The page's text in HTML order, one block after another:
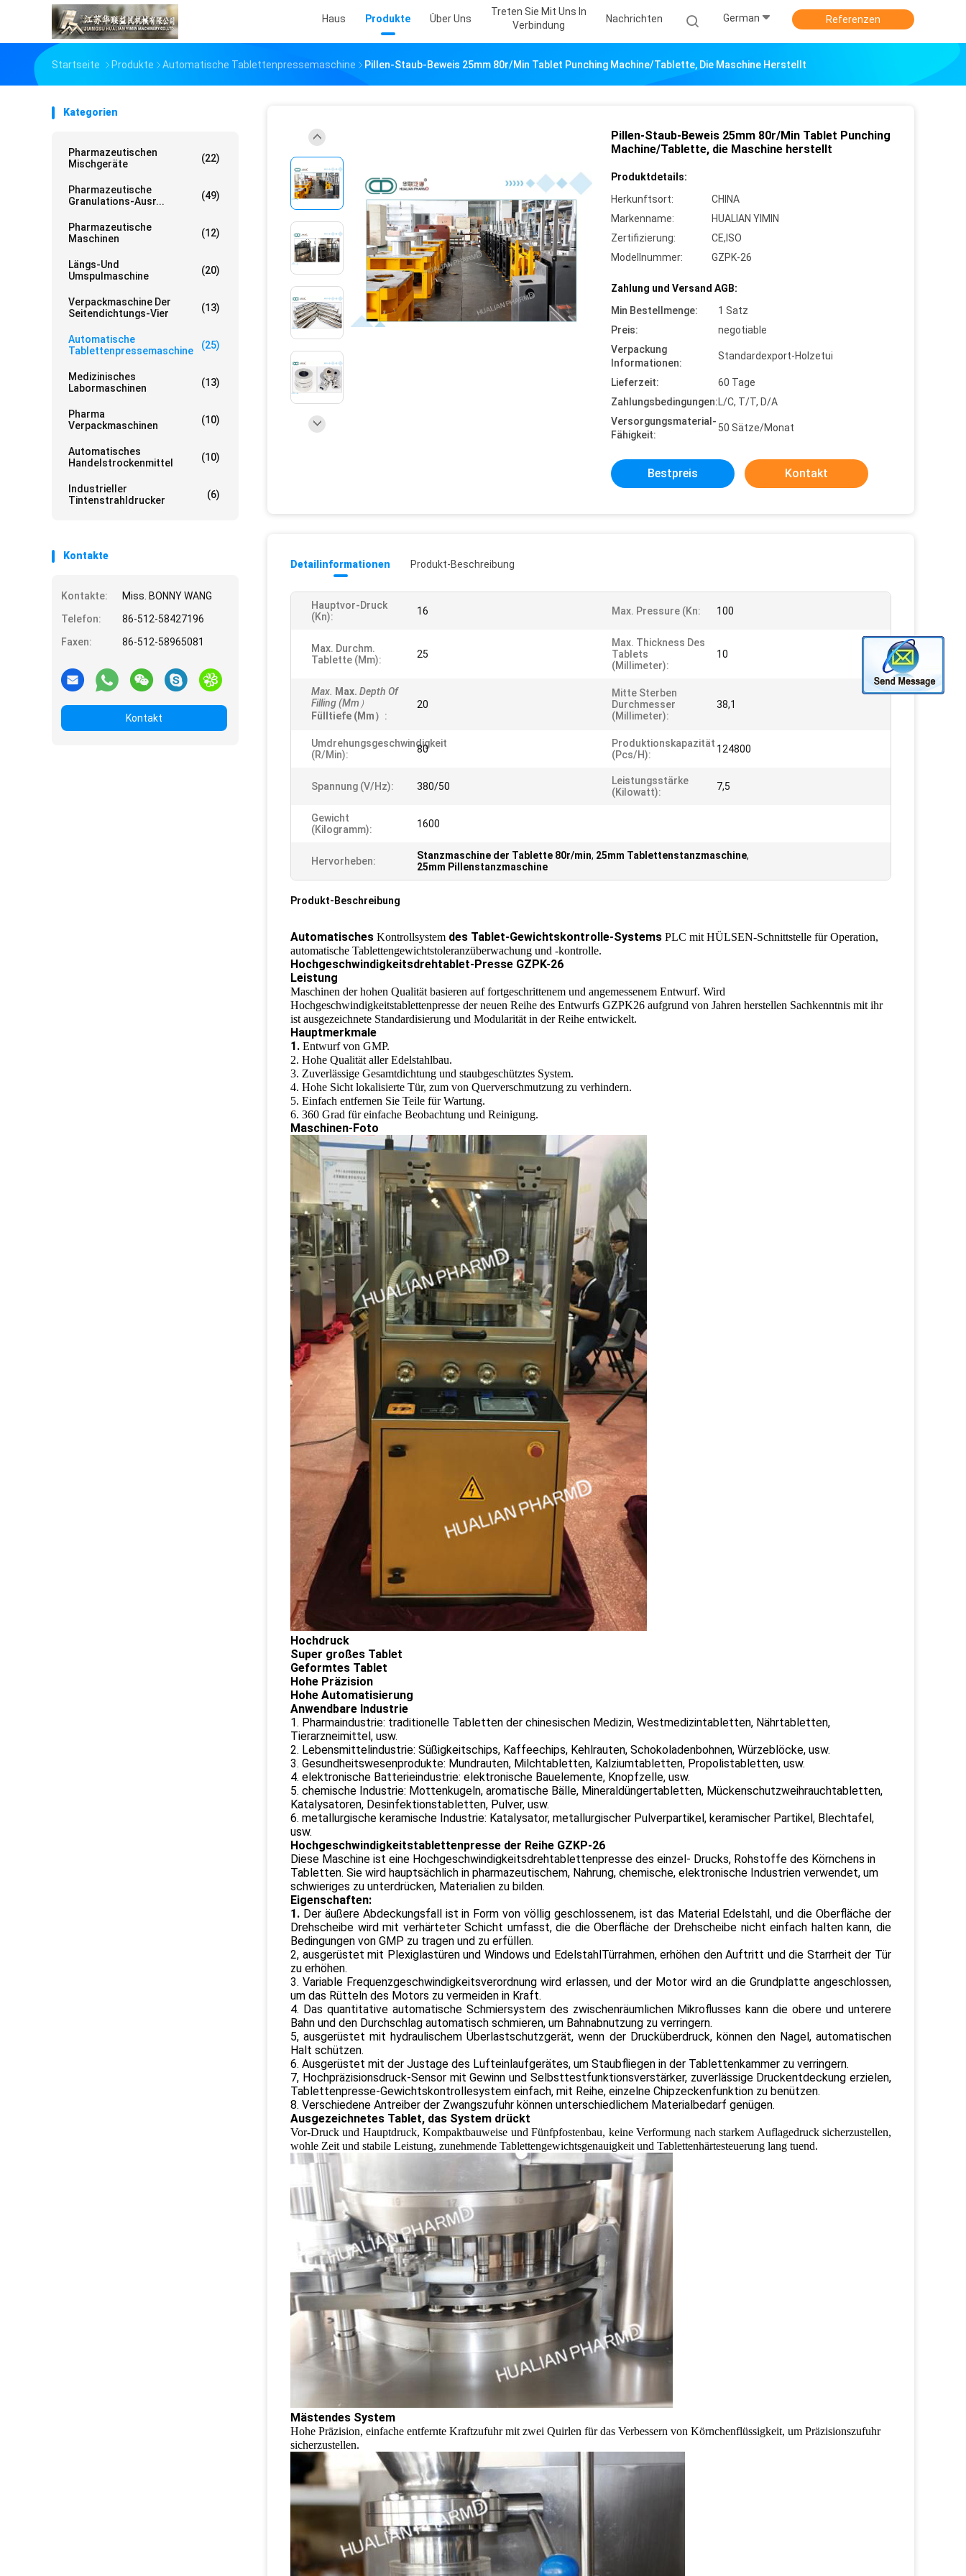
Haus Produkte Über Uns
Treten Sie Mit Uns In
Verbindung
Nachrichten German Referenzen
Startseite Produkte Automatische Tablettenpressemaschine Pillen-Staub-Beweis 25mm 80r/Min Tablet Punching Machine/Tablette, Die Maschine Herstellt
Kategorien
Pharmazeutischen
Mischgeräte
(22)
Pharmazeutische
Granulations-Ausr...
(49)
Pharmazeutische
Maschinen
(12)
Längs-Und
Umspulmaschine
(20)
Verpackmaschine Der
Seitendichtungs-Vier
(13)
Automatische
Tablettenpressemaschine
(25)
Medizinisches
Labormaschinen
(13)
Pharma
Verpackmaschinen
(10)
Automatisches
Handelstrockenmittel
(10)
Industrieller
Tintenstrahldrucker
(6)
Kontakte
Kontakte:
Miss. BONNY WANG
Telefon:
86-512-58427196
Faxen:
86-512-58965081
Kontakt
Pillen-Staub-Beweis 25mm 80r/Min Tablet Punching
Machine/Tablette, die Maschine herstellt
Produktdetails:
Herkunftsort:
CHINA
Markenname:
HUALIAN YIMIN
Zertifizierung:
CE,ISO
Modellnummer:
GZPK-26
Zahlung und Versand AGB:
Min Bestellmenge:
1 Satz
Preis:
negotiable
Verpackung
Informationen:
Standardexport-Holzetui
Lieferzeit:
60 Tage
Zahlungsbedingungen:L/C, T/T, D/A
Versorgungsmaterial-
Fähigkeit:
50 Sätze/Monat
Bestpreis Kontakt
Detailinformationen Produkt-Beschreibung
Hauptvor-Druck
(kn):
16 Max. Pressure (kn: 100
Max. Durchm.
Tablette (mm):
25
Max. Thickness Des
Tablets
(Millimeter):
10
Max. Max. Depth Of
Filling (mm）
Fülltiefe (mm） :
20
Mitte Sterben
Durchmesser
(Millimeter):
38,1
Umdrehungsgeschwindigkeit
(r/min):
80
Produktionskapazität
(pcs/h):
124800
Spannung (v/hz): 380/50
Leistungsstärke
(Kilowatt):
7,5
Gewicht
(Kilogramm):
1600
Hervorheben: Stanzmaschine der Tablette 80r/min, 25mm Tablettenstanzmaschine,
25mm Pillenstanzmaschine
Produkt-Beschreibung
Automatisches Kontrollsystem des Tablet-Gewichtskontrolle-Systems PLC mit HÜLSEN-Schnittstelle für Operation,
automatische Tablettengewichtstoleranzüberwachung und -kontrolle.
Hochgeschwindigkeitsdrehtablet-Presse GZPK-26
Leistung
Maschinen der hohen Qualität basieren auf fortgeschrittenem und angemessenem Entwurf. Wird
Hochgeschwindigkeitstablettenpresse der neuen Reihe des Entwurfs GZPK26 aufgrund von Jahren herstellen Sachkenntnis mit ihr
ist ausgezeichnete Standardisierung und Modularität in der Reihe entwickelt.
Hauptmerkmale
1. Entwurf von GMP.
2. Hohe Qualität aller Edelstahlbau.
3. Zuverlässige Gesamtdichtung und staubgeschütztes System.
4. Hohe Sicht lokalisierte Tür, zum von Querverschmutzung zu verhindern.
5. Einfach entfernen Sie Teile für Wartung.
6. 360 Grad für einfache Beobachtung und Reinigung.
Maschinen-Foto
Hochdruck
Super großes Tablet
Geformtes Tablet
Hohe Präzision
Hohe Automatisierung
Anwendbare Industrie
1. Pharmaindustrie: traditionelle Tabletten der chinesischen Medizin, Westmedizintabletten, Nährtabletten,
Tierarzneimittel, usw.
2. Lebensmittelindustrie: Süßigkeitschips, Kaffeechips, Kehlrauten, Schokoladenbohnen, Würzeblöcke, usw.
3. Gesundheitswesenprodukte: Mundrauten, Milchtabletten, Kalziumtabletten, Propolistabletten, usw.
4. elektronische Batterieindustrie: elektronische Bauelemente, Knopfzelle, usw.
5. chemische Industrie: Mottenkugeln, aromatische Bälle, Mineraldüngertabletten, Mückenschutzweihrauchtabletten,
Katalysatoren, Desinfektionstabletten, Pulver, usw.
6. metallurgische keramische Industrie: Katalysator, metallurgischer Pulverpartikel, keramischer Partikel, Blechtafel,
usw.
Hochgeschwindigkeitstablettenpresse der Reihe GZKP-26
Diese Maschine ist eine Hochgeschwindigkeitsdrehtablettenpresse des einzel- Drucks, Rohstoffe des Körnchens in
Tabletten. Sie wird hauptsächlich in pharmazeutischem, Nahrung, chemische, elektronische Industrien verwendet, um
schwieriges zu unterdrücken, Materialien zu bilden.
Eigenschaften:
1. Der äußere Abdeckungsfall ist in Form von völlig geschlossenem, ist das Material Edelstahl, und die Oberfläche der
Drehscheibe wird mit verhärteter Schicht umfasst, die die Oberfläche der Drehscheibe nicht einfach halten kann, die
Bedingungen von GMP zu tragen und zu erfüllen.
2, ausgerüstet mit Plexiglastüren und Windows und EdelstahlTürrahmen, erhöhen den Auftritt und die Starrheit der Tür
zu erhöhen.
3. Variable Frequenzgeschwindigkeitsverordnung wird erlassen, und der Motor wird an die Grundplatte angeschlossen,
um das Rütteln des Motors zu vermeiden in Kraft.
4. Das quantitative automatische Schmiersystem des zwischenräumlichen Mikroflusses kann die obere und unterere
Bahn und den Durchschlag automatisch schmieren, um Bahnabnutzung zu verringern.
5, ausgerüstet mit hydraulischem Überlastschutzgerät, wenn der Drucküberdruck, können den Nagel, automatischen
Halt schützen.
6. Ausgerüstet mit der Justage des Lufteinlaufgerätes, um Staubfliegen in der Tablettenkammer zu verringern.
7, Hochpräzisionsdruck-Sensor mit Gewinn und Selbsttestfunktionsverstärker, zuverlässige Druckentdeckung erzielen,
Tablettenpresse-Gewichtskontrollesystem einfach, mit Reihe, einzelne Chipzeckenfunktion zu benützen.
8. Verschiedene Antreiber der Zwangszufuhr können unterschiedlichem Materialbedarf genügen.
Ausgezeichnetes Tablet, das System drückt
Vor-Druck und Hauptdruck, Kompaktbauweise und Fünfpfostenbau, keine Verformung nach starkem Auflagedruck sicherzustellen,
wohle Zeit und stabile Leistung, zunehmende Tablettengewichtsgenauigkeit und Tablettenhärtesteuerung lang tuend.
Mästendes System
Hohe Präzision, einfache entfernte Kraftzufuhr mit zwei Quirlen für das Verbessern von Körnchenflüssigkeit, um Präzisionszufuhr
sicherzustellen.